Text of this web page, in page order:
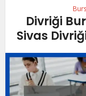
Divriği
Sivas